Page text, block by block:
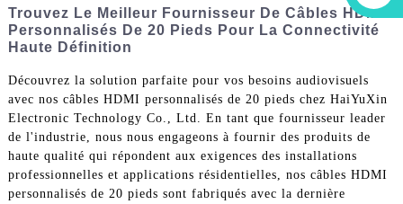
+86 18602095014
Trouvez Le Meilleur Fournisseur De Câbles HDMI
Personnalisés De 20 Pieds Pour La Connectivité
Haute Définition
Découvrez la solution parfaite pour vos besoins audiovisuels
avec nos câbles HDMI personnalisés de 20 pieds chez HaiYuXin
Electronic Technology Co., Ltd. En tant que fournisseur leader
de l'industrie, nous nous engageons à fournir des produits de
haute qualité qui répondent aux exigences des installations
professionnelles et applications résidentielles, nos câbles HDMI
personnalisés de 20 pieds sont fabriqués avec la dernière